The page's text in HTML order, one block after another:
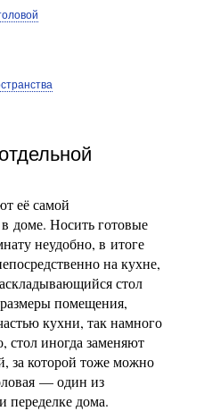
её самой
доме. Носить готовые
неудобно, в итоге
на кухне,
стол
помещения,
кухни, так намного
стол иногда заменяют
за которой тоже можно
— один из
переделке дома.